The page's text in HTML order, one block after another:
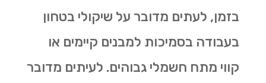
בזמן, לעתים מדובר על שיקולי בטחון
בעבודה בסמיכות למבנים קיימים או
קווי מתח חשמלי גבוהים. לעיתים מדובר